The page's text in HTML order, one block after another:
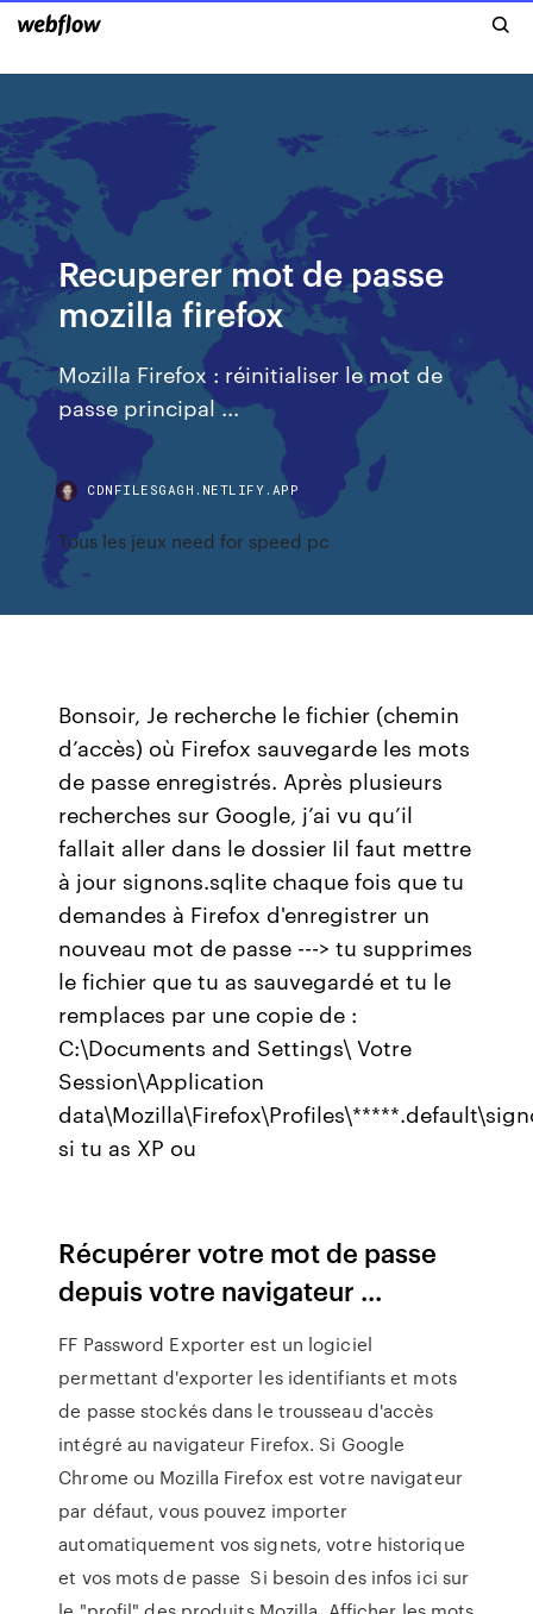
Recuperer mot de passe
mozilla firefox
Mozilla Firefox : réinitialiser le mot de
passe principal ...
CDNFILESGAGH.NETLIFY.APP
Tous les jeux need for speed pc
Bonsoir, Je recherche le fichier (chemin
d’accès) où Firefox sauvegarde les mots
de passe enregistrés. Après plusieurs
recherches sur Google, j’ai vu qu’il
fallait aller dans le dossier Iil faut mettre
à jour signons.sqlite chaque fois que tu
demandes à Firefox d'enregistrer un
nouveau mot de passe ---> tu supprimes
le fichier que tu as sauvegardé et tu le
remplaces par une copie de :
C:\Documents and Settings\ Votre
Session\Application
si tu as XP ou
Récupérer votre mot de passe
depuis votre navigateur ...
FF Password Exporter est un logiciel
permettant d'exporter les identifiants et mots
de passe stockés dans le trousseau d'accès
intégré au navigateur Firefox. Si Google
Chrome ou Mozilla Firefox est votre navigateur
par défaut, vous pouvez importer
automatiquement vos signets, votre historique
et vos mots de passe Si besoin des infos ici sur